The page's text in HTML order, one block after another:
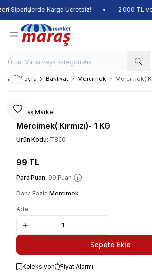
Siparişlerde Kargo Ücretsiz! 2.000 TL ve
Ana Sayfa Bakliyat Mercimek Mercimek(
Favoriye Ekle
Paylaş
Maraş Market
Mercimek( Kırmızı)- 1 KG
Ürün Kodu: T800
99 TL
Para Puan: 99 Puan
Daha Fazla Mercimek
Adet
Sepete Ekle
Koleksiyon Fiyat Alarmı